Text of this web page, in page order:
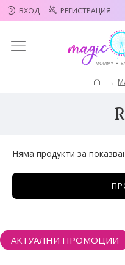
ВХОД РЕГИСТРАЦИЯ
Няма продукти за
АКТУАЛНИ ПРОМОЦИИ